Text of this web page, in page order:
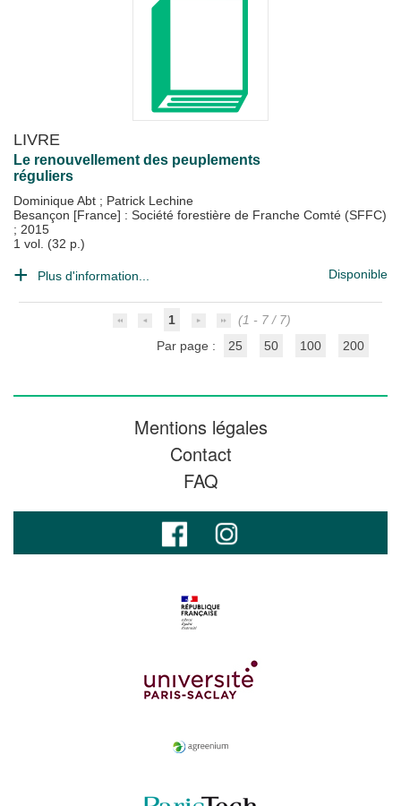
LIVRE
Le renouvellement des peuplements
réguliers
Dominique Abt ; Patrick Lechine
Besançon [France] : Société forestière de Franche Comté (SFFC)
; 2015
1 vol. (32 p.)
Plus d'information... Disponible
1
(1 - 7 / 7)
Par page :
25 50 100 200
Mentions légales
Contact
FAQ